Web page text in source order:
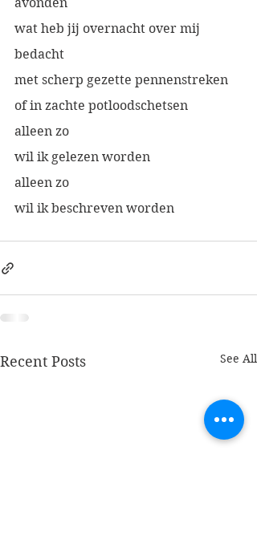
wat heb jij overnacht over mij
bedacht
met scherp gezette pennenstreken
of in zachte potloodschetsen
alleen zo
wil ik gelezen worden
alleen zo
wil ik beschreven worden
Recent Posts See All